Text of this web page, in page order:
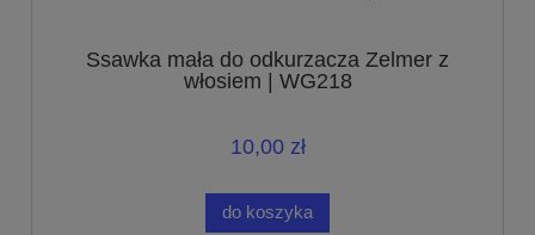
Ssawka mała do odkurzacza Zelmer z
włosiem | WG218
10,00 zł
do koszyka